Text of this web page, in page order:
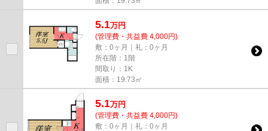
5.1万円
(管理費・共益費 4,000円)
敷：0ヶ月｜礼：0ヶ月
所在階：1階
間取り：1K
面積：19.73㎡
5.1万円
(管理費・共益費 4,000円)
敷：0ヶ月｜礼：0ヶ月